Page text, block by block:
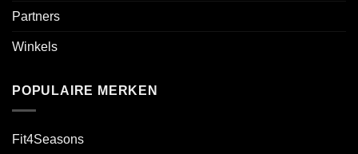
Partners
Winkels
POPULAIRE MERKEN
Fit4Seasons